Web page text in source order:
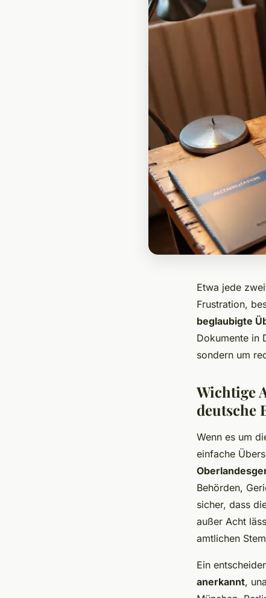
Etwa jede
Frustration,
beglaubigte
Dokumente in
sondern um
Wichtige
deutsche
Wenn es um
einfache
Behörden,
sicher, dass
außer Acht
amtlichen
Ein
anerkannt,